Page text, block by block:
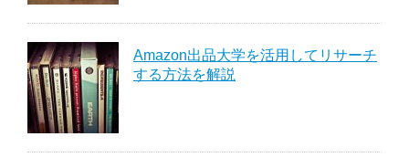
Amazon出品大学を活用してリサーチ
する方法を解説